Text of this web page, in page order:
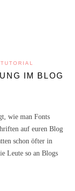
TUTORIAL
IM BLOG
wie man Fonts
auf euren Blog
schon öfter in
Leute so an Blogs